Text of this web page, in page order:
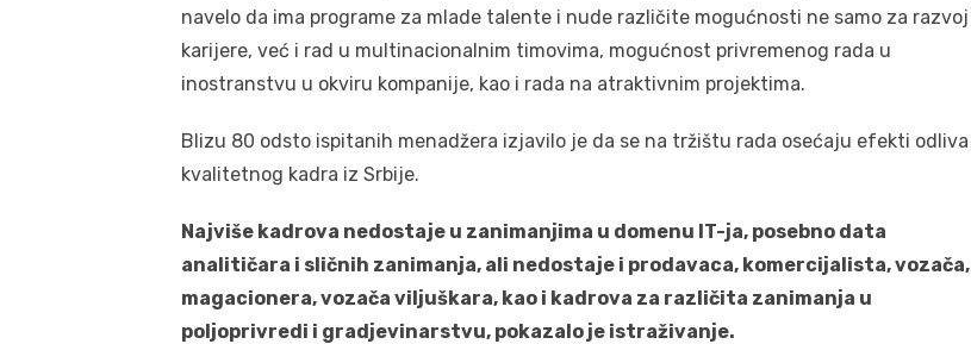
navelo da ima programe za mlade talente i nude različite mogućnosti ne samo za razvoj
karijere, već i rad u multinacionalnim timovima, mogućnost privremenog rada u
inostranstvu u okviru kompanije, kao i rada na atraktivnim projektima.
Blizu 80 odsto ispitanih menadžera izjavilo je da se na tržištu rada osećaju efekti odliva
kvalitetnog kadra iz Srbije.
Najviše kadrova nedostaje u zanimanjima u domenu IT-ja, posebno data
analitičara i sličnih zanimanja, ali nedostaje i prodavaca, komercijalista, vozača,
magacionera, vozača viljuškara, kao i kadrova za različita zanimanja u
poljoprivredi i gradjevinarstvu, pokazalo je istraživanje.